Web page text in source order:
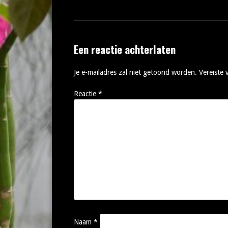
Een reactie achterlaten
Je e-mailadres zal niet getoond worden. Vereiste
Reactie*
Naam*